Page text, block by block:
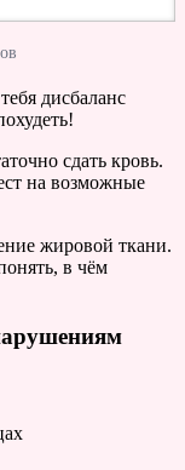
дисбаланс
сдать кровь.
на возможные
жировой ткани.
в чём